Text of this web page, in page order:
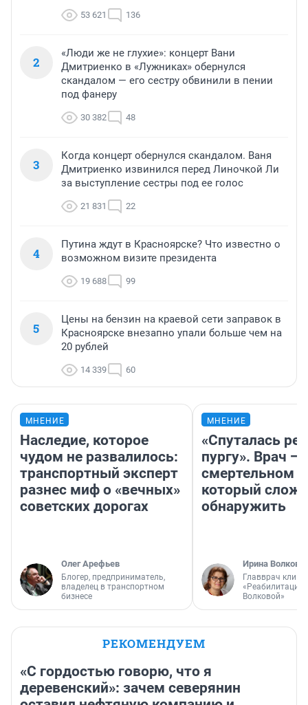
53 621 136
2
«Люди же не глухие»: концерт Вани
Дмитриенко в «Лужниках» обернулся
скандалом — его сестру обвинили в пении
под фанеру
30 382 48
3
Когда концерт обернулся скандалом. Ваня
Дмитриенко извинился перед Линочкой Ли
за выступление сестры под ее голос
21 831 22
4
Путина ждут в Красноярске? Что известно о
возможном визите президента
19 688 99
5
Цены на бензин на краевой сети заправок в
Красноярске внезапно упали больше чем на
20 рублей
14 339 60
МНЕНИЕ
Наследие, которое
чудом не развалилось:
транспортный эксперт
разнес миф о «вечных»
советских дорогах
Олег Арефьев
Блогер, предприниматель,
владелец в транспортном
бизнесе
МНЕНИЕ
«Спуталась
пургу». Врач —
смертельном
который
обнаружить
Ирина Волкова
Главврач
«Реабилитация
Волковой»
РЕКОМЕНДУЕМ
«С гордостью говорю, что я
деревенский»: зачем северянин